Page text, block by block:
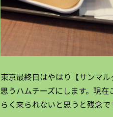
東京最終日はやはり【サンマ
思うハムチーズにします。現
らく来られないと思うと残念で